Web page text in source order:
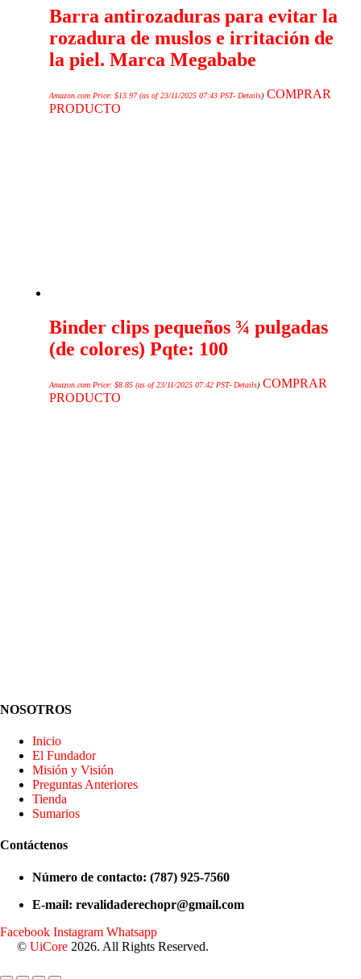
Barra antirozaduras para evitar la
rozadura de muslos e irritación de
la piel. Marca Megababe
Amazon.com Price:$13.97(as of 23/11/2025 07:43 PST- Details) COMPRAR
PRODUCTO
Binder clips pequeños ¾ pulgadas
(de colores) Pqte: 100
Amazon.com Price:$8.85 (as of 23/11/2025 07:42 PST- Details) COMPRAR
PRODUCTO
NOSOTROS
Inicio
El Fundador
Misión y Visión
Preguntas Anteriores
Tienda
Sumarios
Contáctenos
Número de contacto: (787) 925-7560
E-mail: revalidaderechopr@gmail.com
Facebook Instagram Whatsapp
©UiCore 2026. All Rights Reserved.